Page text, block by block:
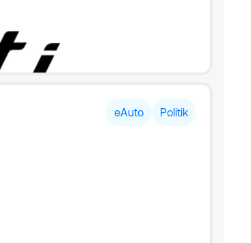
eAuto Politik